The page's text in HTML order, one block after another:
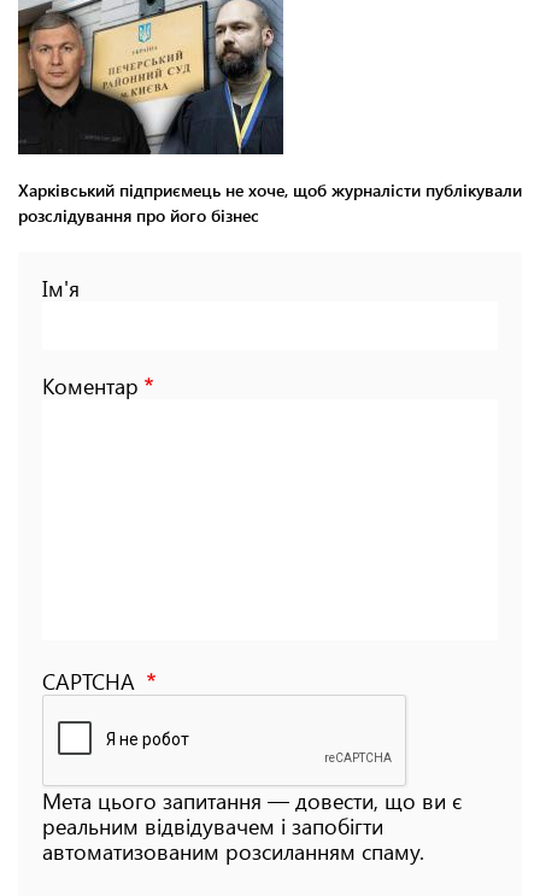
Харківський підприємець не хоче, щоб журналісти публікували
розслідування про його бізнес
Ім'я
Коментар
CAPTCHA
Мета цього запитання — довести, що ви є
реальним відвідувачем і запобігти
автоматизованим розсиланням спаму.